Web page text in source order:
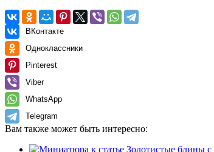
ВКонтакте
Одноклассники
Pinterest
Viber
WhatsApp
Telegram
Вам также может быть интересно: